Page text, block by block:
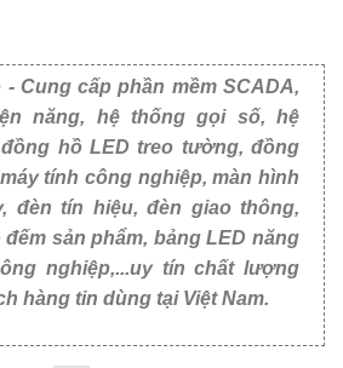
- Cung cấp phần mềm SCADA,
năng, hệ thống gọi số, hệ
hồ LED treo tường, đồng
tính công nghiệp, màn hình
đèn tín hiệu, đèn giao thông,
đếm sản phẩm, bảng LED năng
nghiệp,...uy tín chất lượng
hàng tin dùng tại Việt Nam.